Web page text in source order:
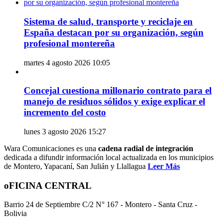
Sistema de salud, transporte y reciclaje en
España destacan por su organización, según
profesional montereña
martes 4 agosto 2026 10:05
Concejal cuestiona millonario contrato para el
manejo de residuos sólidos y exige explicar el
incremento del costo
lunes 3 agosto 2026 15:27
Wara Comunicaciones es una cadena radial de integración
dedicada a difundir información local actualizada en los municipios
de Montero, Yapacaní, San Julián y Llallagua Leer Más
oFICINA CENTRAL
Barrio 24 de Septiembre C/2 N° 167 - Montero - Santa Cruz -
Bolivia